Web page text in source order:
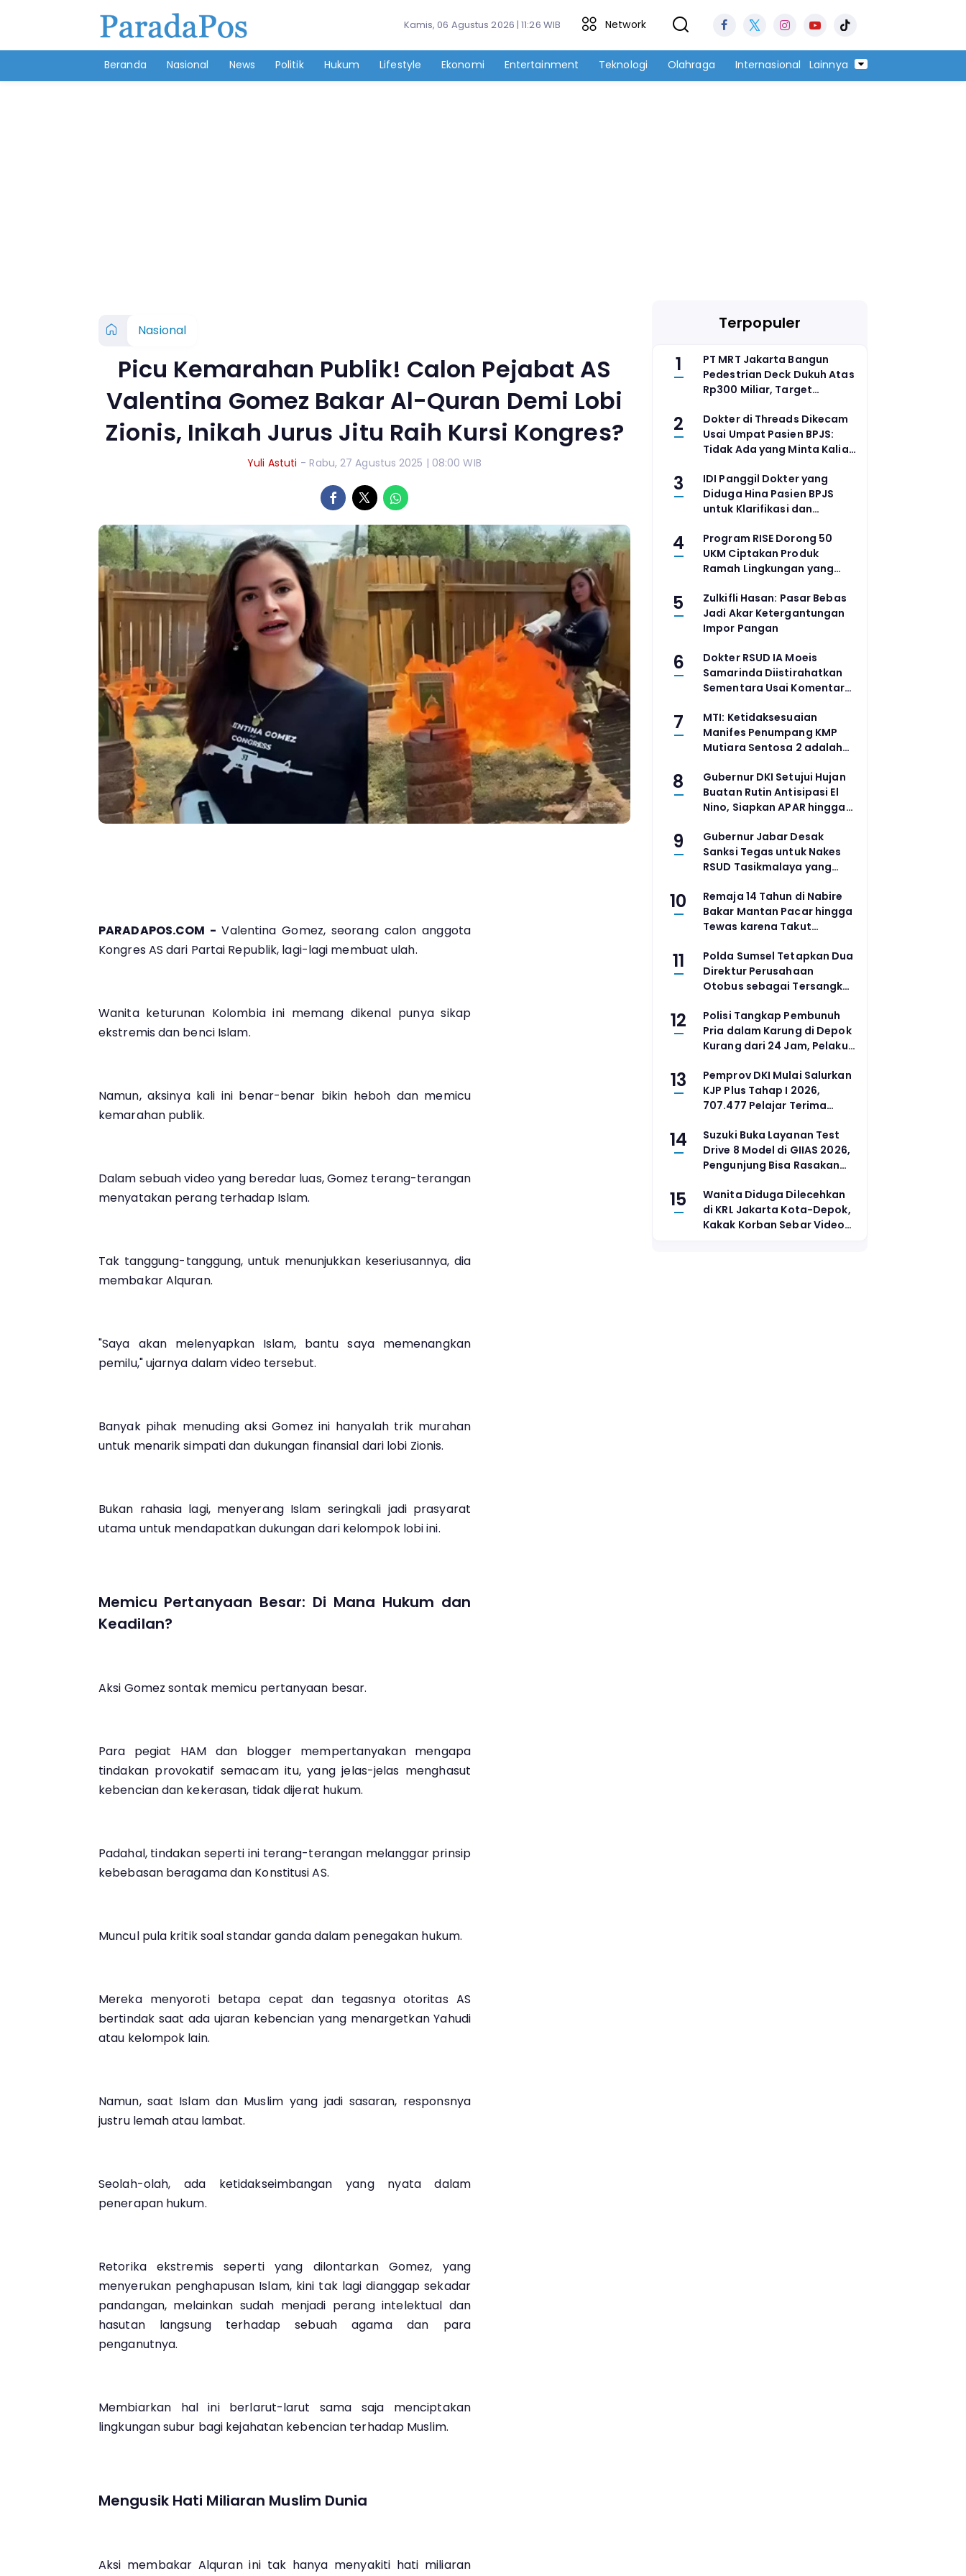
Kamis, 06 Agustus 2026 | 11:26 WIB Network
Beranda Nasional News Politik Hukum Lifestyle Ekonomi Entertainment Teknologi Olahraga Internasional Lainnya
Nasional
Picu Kemarahan Publik! Calon Pejabat AS
Valentina Gomez Bakar Al-Quran Demi Lobi
Zionis, Inikah Jurus Jitu Raih Kursi Kongres?
Yuli Astuti - Rabu, 27 Agustus 2025 | 08:00 WIB
PARADAPOS.COM -Valentina Gomez, seorang calon anggota
Kongres AS dari Partai Republik, lagi-lagi membuat ulah.
Wanita keturunan Kolombia ini memang dikenal punya sikap
ekstremis dan benci Islam.
Namun, aksinya kali ini benar-benar bikin heboh dan memicu
kemarahan publik.
Dalam sebuah video yang beredar luas, Gomez terang-terangan
menyatakan perang terhadap Islam.
Tak tanggung-tanggung, untuk menunjukkan keseriusannya, dia
membakar Alquran.
"Saya akan melenyapkan Islam, bantu saya memenangkan
pemilu," ujarnya dalam video tersebut.
Banyak pihak menuding aksi Gomez ini hanyalah trik murahan
untuk menarik simpati dan dukungan finansial dari lobi Zionis.
Bukan rahasia lagi, menyerang Islam seringkali jadi prasyarat
utama untuk mendapatkan dukungan dari kelompok lobi ini.
Memicu Pertanyaan Besar: Di Mana Hukum dan
Keadilan?
Aksi Gomez sontak memicu pertanyaan besar.
Para pegiat HAM dan blogger mempertanyakan mengapa
tindakan provokatif semacam itu, yang jelas-jelas menghasut
kebencian dan kekerasan, tidak dijerat hukum.
Padahal, tindakan seperti ini terang-terangan melanggar prinsip
kebebasan beragama dan Konstitusi AS.
Muncul pula kritik soal standar ganda dalam penegakan hukum.
Mereka menyoroti betapa cepat dan tegasnya otoritas AS
bertindak saat ada ujaran kebencian yang menargetkan Yahudi
atau kelompok lain.
Namun, saat Islam dan Muslim yang jadi sasaran, responsnya
justru lemah atau lambat.
Seolah-olah, ada ketidakseimbangan yang nyata dalam
penerapan hukum.
Retorika ekstremis seperti yang dilontarkan Gomez, yang
menyerukan penghapusan Islam, kini tak lagi dianggap sekadar
pandangan, melainkan sudah menjadi perang intelektual dan
hasutan langsung terhadap sebuah agama dan para
penganutnya.
Membiarkan hal ini berlarut-larut sama saja menciptakan
lingkungan subur bagi kejahatan kebencian terhadap Muslim.
Mengusik Hati Miliaran Muslim Dunia
Aksi membakar Alquran ini tak hanya menyakiti hati miliaran
Terpopuler
1
PT MRT Jakarta Bangun
Pedestrian Deck Dukuh Atas
Rp300 Miliar, Target
2
Dokter di Threads Dikecam
Usai Umpat Pasien BPJS:
Tidak Ada yang Minta Kalian
3
IDI Panggil Dokter yang
Diduga Hina Pasien BPJS
untuk Klarifikasi dan
4
Program RISE Dorong 50
UKM Ciptakan Produk
Ramah Lingkungan yang
5
Zulkifli Hasan: Pasar Bebas
Jadi Akar Ketergantungan
Impor Pangan
6
Dokter RSUD IA Moeis
Samarinda Diistirahatkan
Sementara Usai Komentar
7
MTI: Ketidaksesuaian
Manifes Penumpang KMP
Mutiara Sentosa 2 adalah
Digitalisasi
8
Gubernur DKI Setujui Hujan
Buatan Rutin Antisipasi El
Nino, Siapkan APAR hingga
9
Gubernur Jabar Desak
Sanksi Tegas untuk Nakes
RSUD Tasikmalaya yang
BPJS
10
Remaja 14 Tahun di Nabire
Bakar Mantan Pacar hingga
Tewas karena Takut
11
Polda Sumsel Tetapkan Dua
Direktur Perusahaan
Otobus sebagai Tersangka
Muratara
12
Polisi Tangkap Pembunuh
Pria dalam Karung di Depok
Kurang dari 24 Jam, Pelaku
Jenis
13
Pemprov DKI Mulai Salurkan
KJP Plus Tahap I 2026,
707.477 Pelajar Terima
14
Suzuki Buka Layanan Test
Drive 8 Model di GIIAS 2026,
Pengunjung Bisa Rasakan
Kendaraan
15
Wanita Diduga Dilecehkan
di KRL Jakarta Kota-Depok,
Kakak Korban Sebar Video